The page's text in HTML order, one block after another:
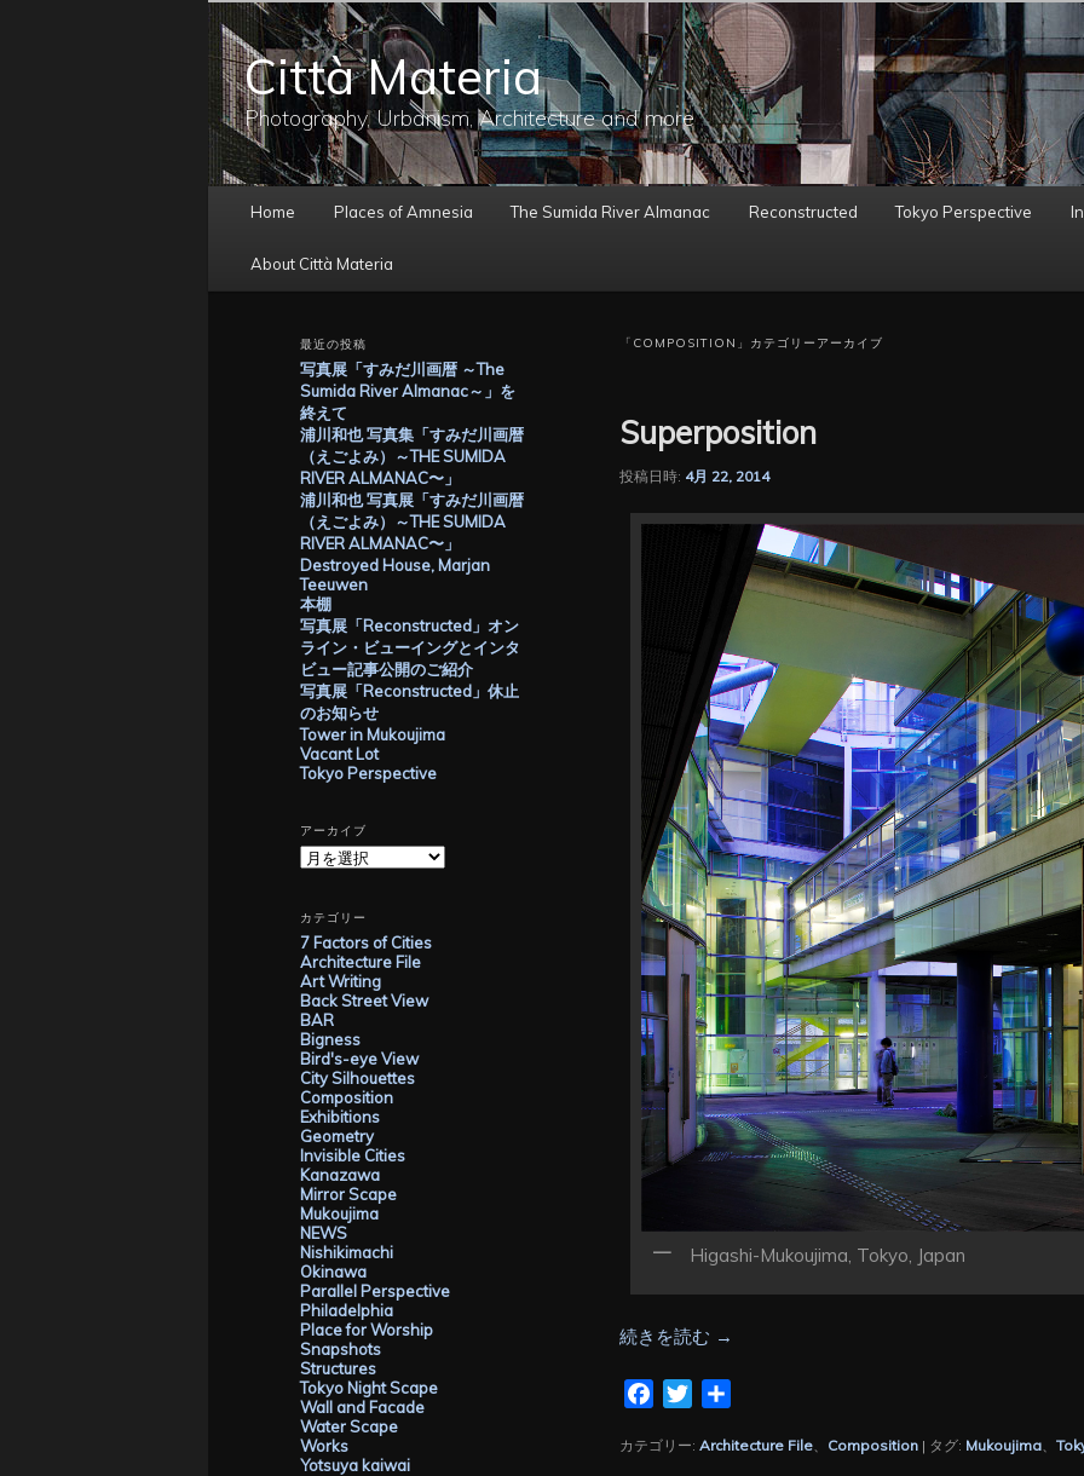
Città Materia
Photography, Urbanism, Architecture and more
ニ
Home Places of Amnesia The Sumida River Almanac Reconstructed Tokyo Perspective
About Città Materia
「 COMPOSITION 」カテゴリーアーカイブ
Superposition
投稿日時: 4月 22, 2014
Higashi-Mukoujima, Tokyo, Japan
続きを読む →
FacebookTwitter
カテゴリー: Architecture File Composition | タグ: Mukoujima
最近の投稿
写真展「すみだ川画暦 ～The
Sumida River Almanac～」を
終えて
浦川和也 写真集「すみだ川画暦
（えごよみ）～THE SUMIDA
RIVER ALMANAC〜」
浦川和也 写真展「すみだ川画暦
（えごよみ）～THE SUMIDA
RIVER ALMANAC〜」
Destroyed House, Marjan
Teeuwen
本棚
写真展「Reconstructed」オン
ライン・ビューイングとインタ
ビュー記事公開のご紹介
写真展「Reconstructed」休止
のお知らせ
Tower in Mukoujima
Vacant Lot
Tokyo Perspective
アーカイブ
ア
ー
イ
ブ
カテゴリー
7 Factors of Cities
Architecture File
Art Writing
Back Street View
BAR
Bigness
Bird's-eye View
City Silhouettes
Composition
Exhibitions
Geometry
Invisible Cities
Kanazawa
Mirror Scape
Mukoujima
NEWS
Nishikimachi
Okinawa
Parallel Perspective
Philadelphia
Place for Worship
Snapshots
Structures
Tokyo Night Scape
Wall and Facade
Water Scape
Works
Yotsuya kaiwai